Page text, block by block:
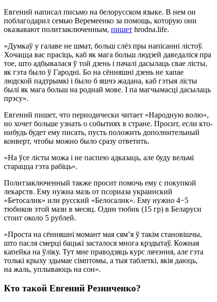
Евгений написал письмо на белорусском языке. В нем он
поблагодарил семью Веремеенко за помощь, которую они
оказывают политзаключенным, пишет hrodna.life.
«Думкаў у галаве не шмат, больш слёз пры напісанні лістоў.
Хочацца вас прасіць, каб як мага больш людзей даведаліся пра
тое, што адбывалася ў той дзень і пачалі дасылаць свае лісты,
як гэта было ў Гародні. Бо на сённяшні дзень не хапае
людской падтрымкі і было б яшчэ жадана, каб гэтыя лісты
былі як мага больш на роднай мове. І па магчымасці дасылаць
прэсу».
Евгений пишет, что периодически читает «Народную волю»,
но хочет больше узнать о событиях в стране. Просит, если кто-
нибудь будет ему писать, пусть положить дополнительный
конверт, чтобы можно было сразу ответить.
«На ўсе лісты можа і не паспею адказаць, але буду вельмі
старацца гэта рабіць».
Политзаключенный также просит помочь ему с покупкой
лекарств. Ему нужна мазь от псориаза украинский
«Бетосалик» или русский «Белосалик». Ему нужно 4−5
тюбиков этой мази в месяц. Один тюбик (15 гр) в Беларуси
стоит около 5 рублей.
«Проста на сённяшні момант мая сям’я ў такім становішчы,
што пасля смерці бацькі засталося многа крэдытаў. Кожная
капейка на ўліку. Тут мне праводзяць курс лячэння, але гэта
толькі крыху здымае сімптомы, а тыя таблеткі, якія даюць,
на жаль, уплываюць на сон».
Кто такой Евгений Резниченко?